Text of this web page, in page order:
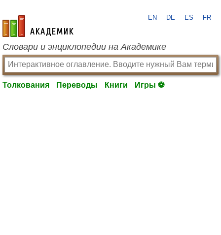
academic.ru
EN DE ES FR
Словари и энциклопедии на Академике
Толкования Переводы Книги Игры ⚽